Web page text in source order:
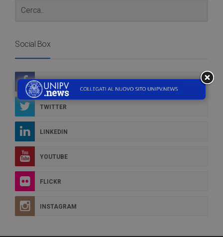
Social Box
FACEBOOK
TWITTER
LINKEDIN
YOUTUBE
FLICKR
INSTAGRAM